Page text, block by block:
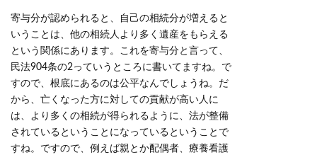
寄与分が認められると、自己の相続分が増えると
いうことは、他の相続人より多く遺産をもらえる
という関係にあります。これを寄与分と言って、
民法904条の2っていうところに書いてますね。で
すので、根底にあるのは公平なんでしょうね。だ
から、亡くなった方に対しての貢献が高い人に
は、より多くの相続が得られるように、法が整備
されているということになっているということで
すね。ですので、例えば親とか配偶者、療養看護